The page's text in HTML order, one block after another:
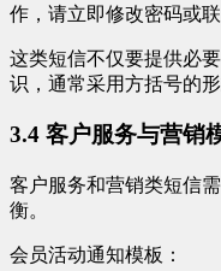
作，请立即修改密码或
这类短信不仅要提供必
识，通常采用方括号的
3.4 客户服务与营销
客户服务和营销类短信
衡。
会员活动通知模板：